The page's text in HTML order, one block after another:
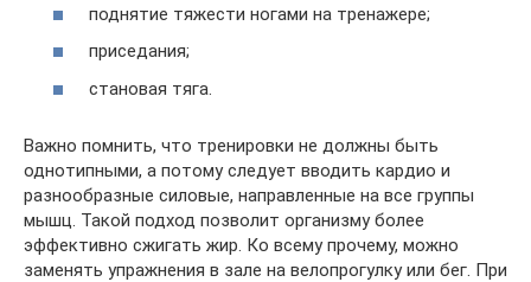
поднятие тяжести ногами на тренажере;
приседания;
становая тяга.
Важно помнить, что тренировки не должны быть
однотипными, а потому следует вводить кардио и
разнообразные силовые, направленные на все группы
мышц. Такой подход позволит организму более
эффективно сжигать жир. Ко всему прочему, можно
заменять упражнения в зале на велопрогулку или бег. При